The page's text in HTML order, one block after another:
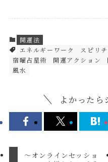
開運法
エネルギーワーク
スピリ
宿曜占星術
開運アクション
風水
よかったら
～オンラインセッショ